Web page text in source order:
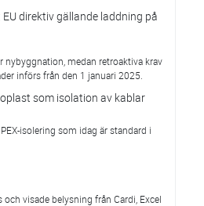
direktiv gällande laddning på
nybyggnation, medan retroaktiva krav
införs från den 1 januari 2025.
som isolation av kablar
isolering som idag är standard i
och visade belysning från Cardi, Excel